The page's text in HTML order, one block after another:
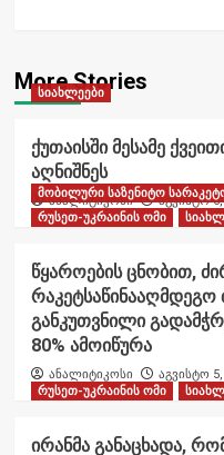
More Stories
სიახლეები
ქუთაისში მესამე
აღნიშნეს
ანალიტიკოსი აგვისტო 6,
მობილური საზენიტო
რუსეთ-უკრაინის ომი
წყაროების ცნობით,
რაკეტსაწინააღმდეგო
განკუთვნილი
80% ამოიწურა
ანალიტიკოსი
აგვისტო 5,
რუსეთ-უკრაინის ომი
ირანმა განაცხადა,